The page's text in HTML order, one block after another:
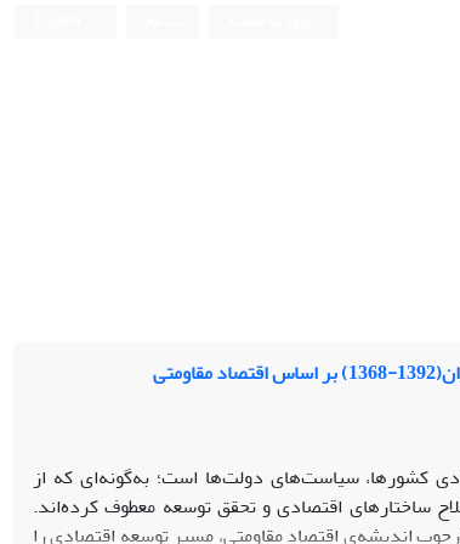
کشورها، سیاست‌های دولت‌ها است؛ به‌گونه‌ای که از
ساختارهای اقتصادی و تحقق توسعه معطوف کرده‌اند.
اندیشه‌ی اقتصاد مقاومتی، مسیر توسعه اقتصادی را